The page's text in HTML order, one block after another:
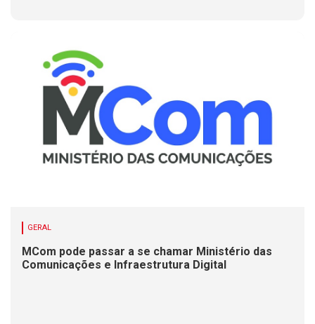
GERAL
MCom pode passar a se chamar Ministério das
Comunicações e Infraestrutura Digital